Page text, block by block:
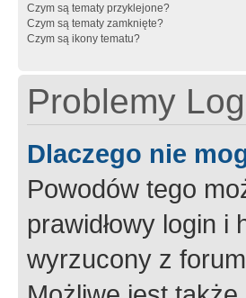
Czym są tematy przyklejone?
Czym są tematy zamknięte?
Czym są ikony tematu?
Problemy
Dlaczego nie
Powodów tego
prawidłowy login i
wyrzucony z